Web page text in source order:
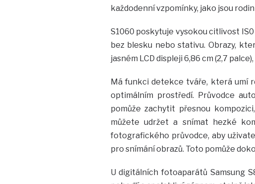
každodenní vzpomínky, jako jsou
S1060 poskytuje vysokou citlivost
bez blesku nebo stativu. Obrazy,
jasném LCD displeji 6,86 cm (2,7
Má funkci detekce tváře, která umí
optimálním prostředí. Průvodce
pomůže zachytit přesnou
můžete udržet a snímat hezké
fotografického průvodce, aby
pro snímání obrazů. Toto pomůže
U digitálních fotoaparátů Samsung